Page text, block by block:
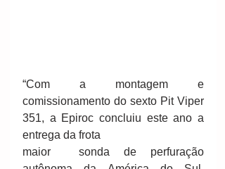
“Com a montagem e
comissionamento do sexto Pit Viper
351, a Epiroc concluiu este ano a
entrega da frota
maior  sonda de perfuração